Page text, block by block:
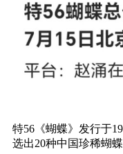
特56《蝴蝶》发行于
选出20种中国珍稀蝴蝶